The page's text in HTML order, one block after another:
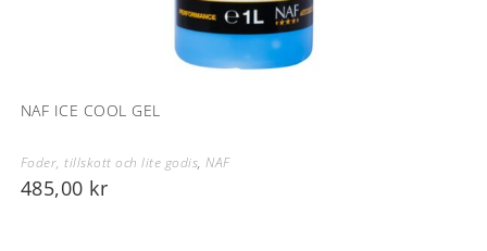
NAF ICE COOL GEL
Foder, tillskott och lite godis,NAF
485,00 kr